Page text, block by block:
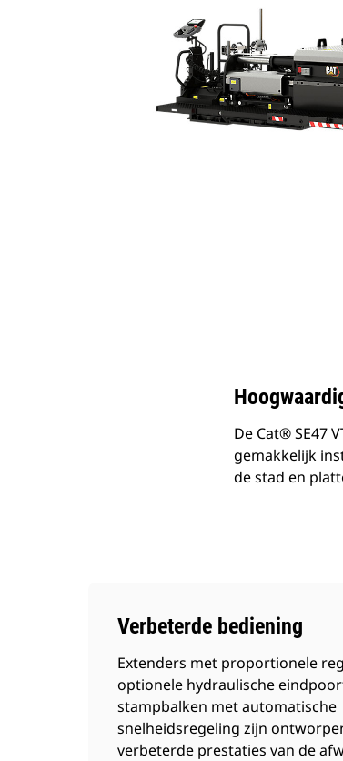
De Cat® SE47
gemakkelijk
de stad en
Verbeterde bediening
Extenders met proportionele
optionele hydraulische
stampbalken met automatische
snelheidsregeling zijn
verbeterde prestaties van de